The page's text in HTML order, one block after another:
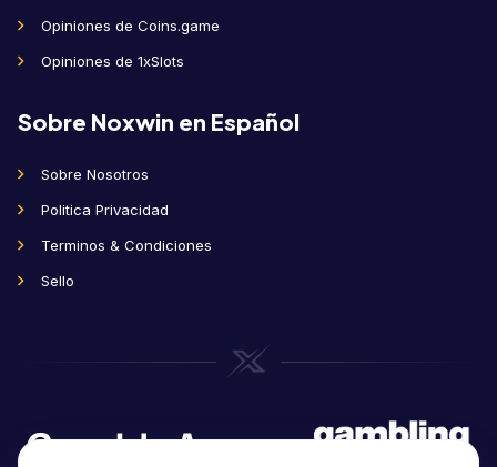
Opiniones de Coins.game
Opiniones de 1xSlots
Sobre Noxwin en Español
Sobre Nosotros
Politica Privacidad
Terminos & Condiciones
Sello